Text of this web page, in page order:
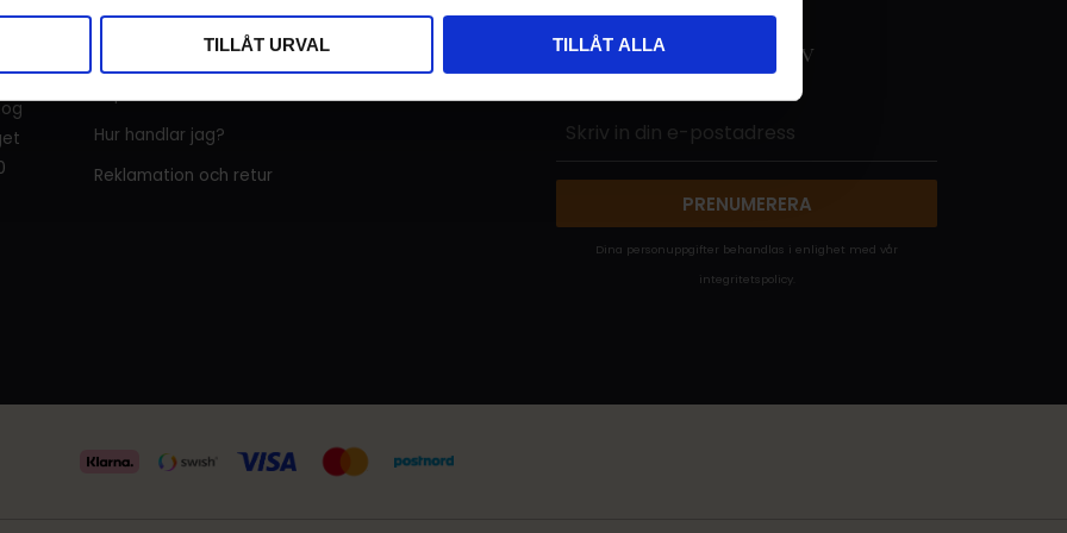
TILLÅT URVAL TILLÅT ALLA
KUNDTJÄNST
Hur handlar jag?
Reklamation och retur
INFORMATION
NYHETSBREV
PRENUMERERA
Dina personuppgifter behandlas i enlighet med vår
integritetspolicy.